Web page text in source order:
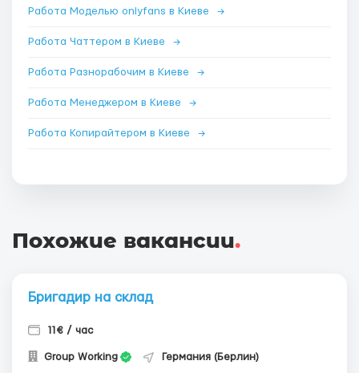
Работа Моделью onlyfans в Киеве →
Работа Чаттером в Киеве →
Работа Разнорабочим в Киеве →
Работа Менеджером в Киеве →
Работа Копирайтером в Киеве →
Похожие вакансии.
Бригадир на склад
11€ / час
Group Working Германия (Берлин)